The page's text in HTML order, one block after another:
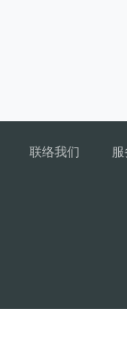
联络我们